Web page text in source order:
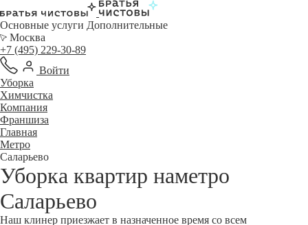
Основные услуги Дополнительные
Москва
+7 (495) 229-30-89
Войти
Уборка
Химчистка
Компания
Франшиза
Главная
Метро
Саларьево
Уборка квартир наметро
Саларьево
Наш клинер приезжает в назначенное время со всем